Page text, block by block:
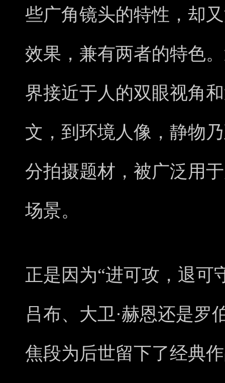
些广角镜头的特性，却
效果，兼有两者的特色
界接近于人的双眼视角
文，到环境人像，静物
分拍摄题材，被广泛用
场景。
正是因为“进可攻，退可
吕布、大卫·赫恩还是罗
焦段为后世留下了经典